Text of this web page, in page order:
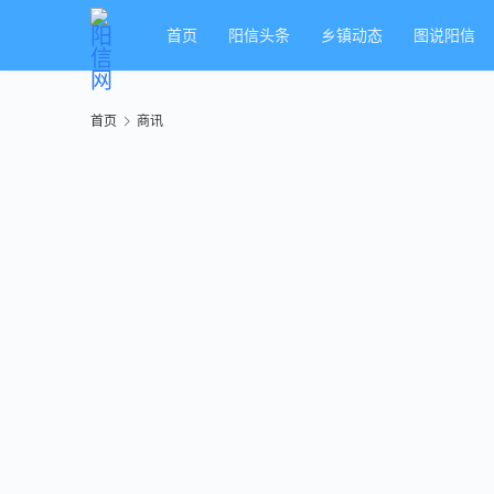
首页 阳信头条 乡镇动态 图说阳信
首页 商讯